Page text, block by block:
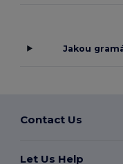
Jakou
Contact Us
Let Us Help